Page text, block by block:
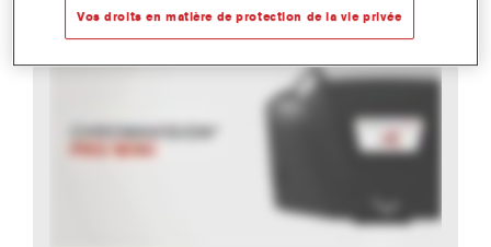
Vos droits en matière de protection de la vie privée